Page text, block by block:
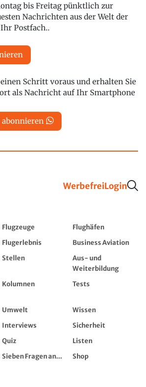
bis Freitag pünktlich zur
Nachrichten aus der Welt der
Postfach..
Schritt voraus und erhalten Sie
als Nachricht auf Ihr Smartphone
WerbefreiLogin
Flugzeuge
Flughäfen
Flugerlebnis
Business Aviation
Stellen
Aus- und
Weiterbildung
Kolumnen Tests
Umwelt
Wissen
Interviews
Sicherheit
Quiz
Listen
Sieben Fragen an...
Shop